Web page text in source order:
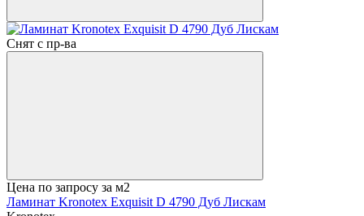
Снят с пр-ва
Цена по запросу за м2
Ламинат Kronotex Exquisit D 4790 Дуб Лискам